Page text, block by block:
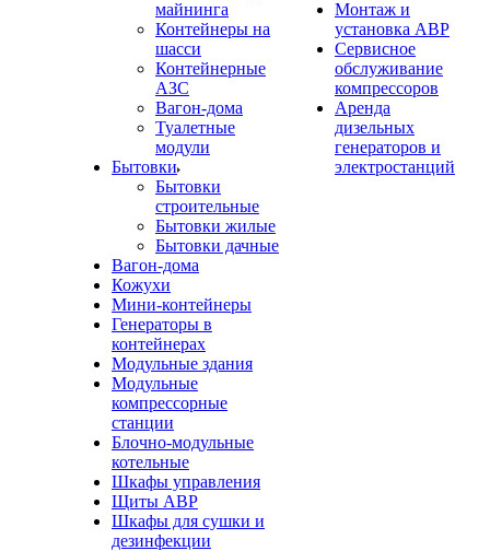
майнинга
Контейнеры на
шасси
Контейнерные
АЗС
Вагон-дома
Туалетные
модули
Бытовки
Бытовки
строительные
Бытовки жилые
Бытовки дачные
Вагон-дома
Кожухи
Мини-контейнеры
Генераторы в
контейнерах
Модульные здания
Модульные
компрессорные
станции
Блочно-модульные
котельные
Шкафы управления
Щиты АВР
Шкафы для сушки и
дезинфекции
Монтаж и
установка АВР
Сервисное
обслуживание
компрессоров
Аренда
дизельных
генераторов и
электростанций